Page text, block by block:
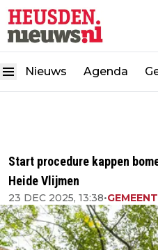
Nieuws Agenda
Start procedure kappen
Heide Vlijmen
23 DEC 2025, 13:38•